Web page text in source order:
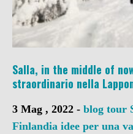
Salla, in the middle of
straordinario nella
3 Mag , 2022 - blog tour
Finlandia idee per una